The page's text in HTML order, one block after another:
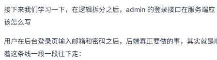
接下来我们学习一下，在逻辑拆分之后，admin 的登录接口在服务端应
该怎么写
用户在后台登录页输入邮箱和密码之后，后端真正要做的事，其实就是
着这条线一段一段往下走：